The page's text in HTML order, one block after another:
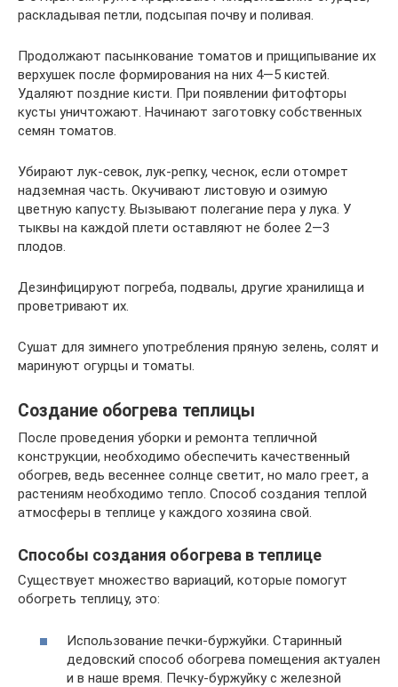
раскладывая петли, подсыпая почву и поливая.
Продолжают пасынкование томатов и прищипывание их
верхушек после формирования на них 4—5 кистей.
Удаляют поздние кисти. При появлении фитофторы
кусты уничтожают. Начинают заготовку собственных
семян томатов.
Убирают лук-севок, лук-репку, чеснок, если отомрет
надземная часть. Окучивают листовую и озимую
цветную капусту. Вызывают полегание пера у лука. У
тыквы на каждой плети оставляют не более 2—3
плодов.
Дезинфицируют погреба, подвалы, другие хранилища и
проветривают их.
Сушат для зимнего употребления пряную зелень, солят и
маринуют огурцы и томаты.
Создание обогрева теплицы
После проведения уборки и ремонта тепличной
конструкции, необходимо обеспечить качественный
обогрев, ведь весеннее солнце светит, но мало греет, а
растениям необходимо тепло. Способ создания теплой
атмосферы в теплице у каждого хозяина свой.
Способы создания обогрева в теплице
Существует множество вариаций, которые помогут
обогреть теплицу, это:
Использование печки-буржуйки. Старинный
дедовский способ обогрева помещения актуален
и в наше время. Печку-буржуйку с железной